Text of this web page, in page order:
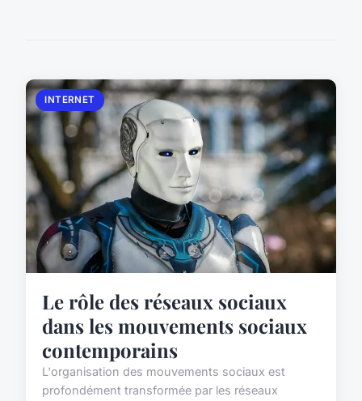
INTERNET
Le rôle des réseaux sociaux
dans les mouvements sociaux
contemporains
L'organisation des mouvements sociaux est
profondément transformée par les réseaux